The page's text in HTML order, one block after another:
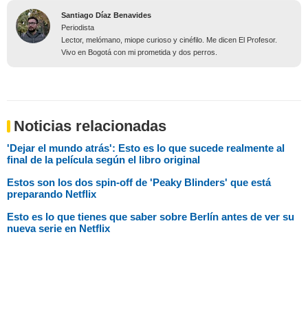
Santiago Díaz Benavides
Periodista
Lector, melómano, miope curioso y cinéfilo. Me dicen El Profesor.
Vivo en Bogotá con mi prometida y dos perros.
Noticias relacionadas
'Dejar el mundo atrás': Esto es lo que sucede realmente al
final de la película según el libro original
Estos son los dos spin-off de 'Peaky Blinders' que está
preparando Netflix
Esto es lo que tienes que saber sobre Berlín antes de ver su
nueva serie en Netflix